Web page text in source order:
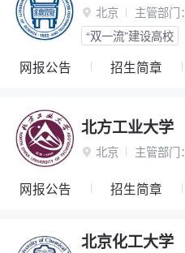
 北京 主管部门：
“双一流”建设高校
网报公告 招生简章
北方工业大学
 北京 主管部门：
网报公告 招生简章
北京化工大学